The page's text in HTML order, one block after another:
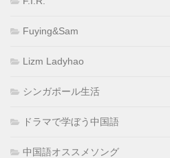
Fuying&Sam
Lizm Ladyhao
シンガポール生活
ドラマで学ぼう中国語
中国語オススメソング